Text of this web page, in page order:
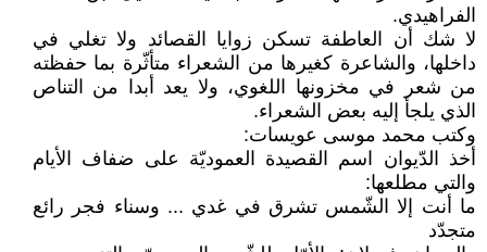
الفراهيدي.
لا شك أن العاطفة تسكن زوايا القصائد ولا تغلي في
داخلها، والشاعرة كغيرها من الشعراء متأثّرة بما حفظته
من شعر في مخزونها اللغوي، ولا يعد أبدا من التناص
الذي يلجأ إليه بعض الشعراء.
وكتب محمد موسى عويسات:
أخذ الدّيوان اسم القصيدة العموديّة على ضفاف الأيام
والتي مطلعها:
ما أنت إلا الشّمس تشرق في غدي ... وسناء فجر رائع
متجدّد